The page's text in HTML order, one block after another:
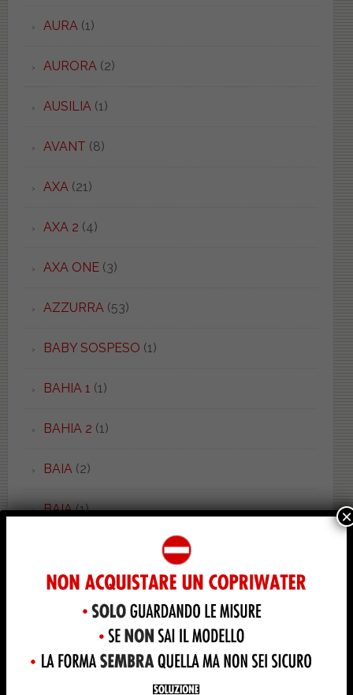
AURA(1)
AURORA(2)
AUSILIA(1)
AVANT (8)
AXA(21)
AXA 2 (4)
AXA ONE(3)
AZZURRA(53)
BABY SOSPESO (1)
BAHIA 1 (1)
BAHIA 2 (1)
BAIA(2)
BAIA(1)
BAMBY(1)
BELLA EPOQUE(8)
BELLE ARTI(1)
×